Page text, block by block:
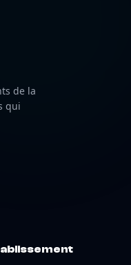
de la
qui